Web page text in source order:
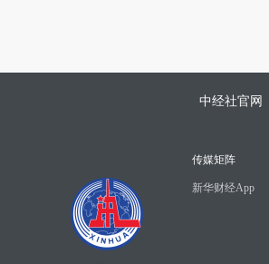
中经社官网
传媒矩阵
新华财经App